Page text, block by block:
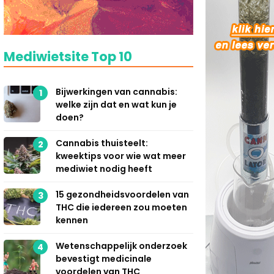
Mediwietsite Top 10
1
Bijwerkingen van cannabis:
welke zijn dat en wat kun je
doen?
2
Cannabis thuisteelt:
kweektips voor wie wat meer
mediwiet nodig heeft
3
15 gezondheidsvoordelen van
THC die iedereen zou moeten
kennen
4
Wetenschappelijk onderzoek
bevestigt medicinale
voordelen van THC